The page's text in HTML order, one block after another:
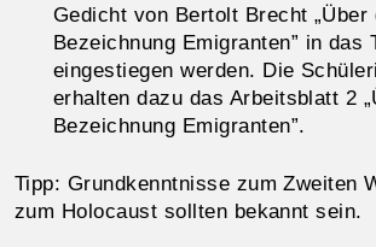
Gedicht von Bertolt Brecht „Über
Bezeichnung Emigranten” in das
eingestiegen werden. Die
erhalten dazu das Arbeitsblatt 2
Bezeichnung Emigranten”.
Tipp: Grundkenntnisse zum Zweiten
zum Holocaust sollten bekannt sein.